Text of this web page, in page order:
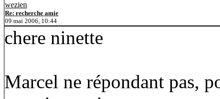
wezien
Re: recherche amie
09 mai 2006, 10:44
chere ninette
Marcel ne répondant pas,